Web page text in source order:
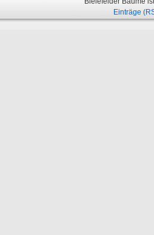
Einträge